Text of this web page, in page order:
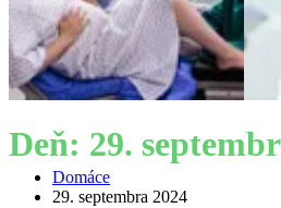
Deň: 29.
Domáce
29. septembra 2024